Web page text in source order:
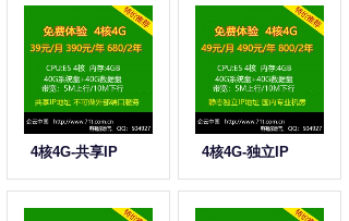
4核4G-共享IP 4核4G-独立IP